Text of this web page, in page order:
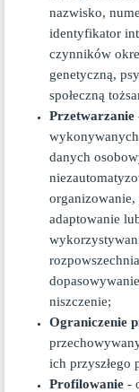
nazwisko,
identyfikator
czynników
genetyczną,
społeczną
Przetwarzanie
danych
adaptowanie
niszczenie;
Ograniczenie
ich przyszłego
Profilowanie -